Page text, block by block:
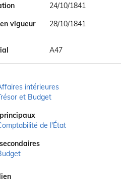
24/10/1841
vigueur
28/10/1841
A47
intérieures
et Budget
de l'État